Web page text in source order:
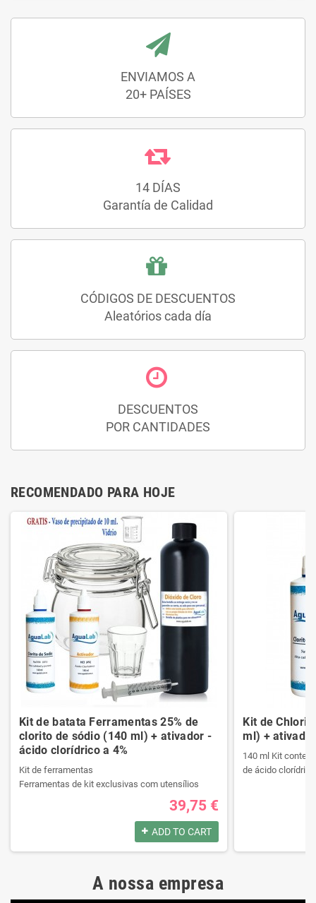
ENVIAMOS A
20+ PAÍSES
14 DÍAS
Garantía de Calidad
CÓDIGOS DE DESCUENTOS
Aleatórios cada día
DESCUENTOS
POR CANTIDADES
RECOMENDADO PARA HOJE
Kit de batata Ferramentas 25% de
clorito de sódio (140 ml) + ativador -
ácido clorídrico a 4%
Kit de ferramentas
Ferramentas de kit exclusivas com utensílios
Ele contém um manual passo a passo.
Veja o conteúdo do kit na descrição.
Ferramentas de kit exclusivas com utensílios
39,75 €
ADD TO CART
Kit de
ml) +
140 ml Kit
de ácido clorídrico
A nossa empresa